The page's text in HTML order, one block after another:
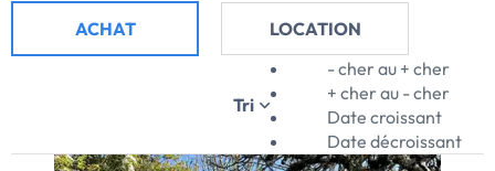
ACHAT LOCATION
Tri
- cher au + cher
+ cher au - cher
Date croissant
Date décroissant